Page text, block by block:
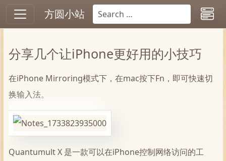
方圆小站
分享几个让iPhone更好用的小技巧
在iPhone Mirroring模式下，在mac按下Fn，即可快速切
换输入法。
Quantumult X 是一款可以在iPhone控制网络访问的工